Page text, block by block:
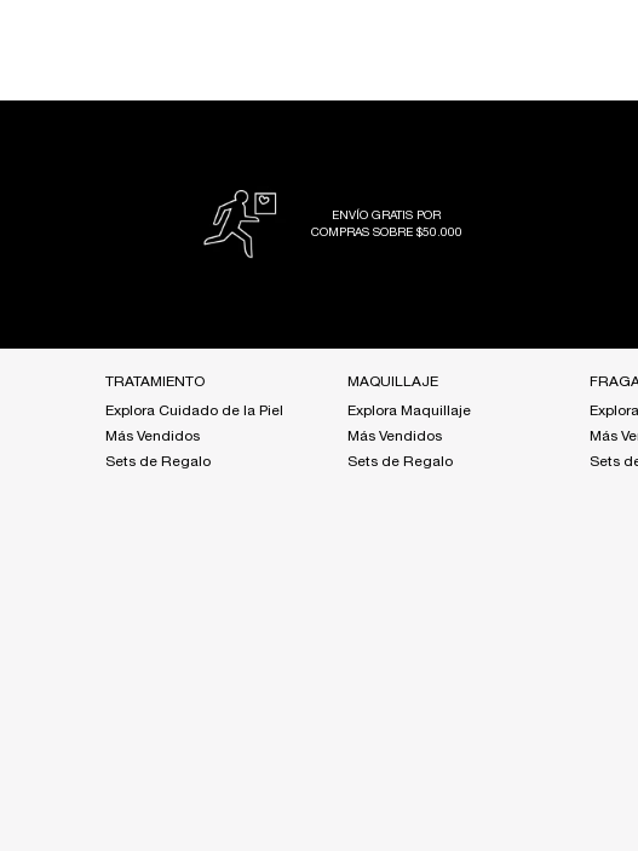
ENVÍO GRATIS POR
COMPRAS SOBRE $50.000
TRATAMIENTO
Explora Cuidado de la Piel
Más Vendidos
Sets de Regalo
MAQUILLAJE
Explora Maquillaje
Más Vendidos
Sets de Regalo
Más
Sets